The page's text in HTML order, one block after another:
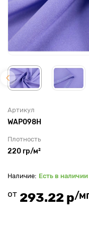
Артикул
WAP098H
Плотность
220 гр/м²
Есть в наличии
от 293.22 р/